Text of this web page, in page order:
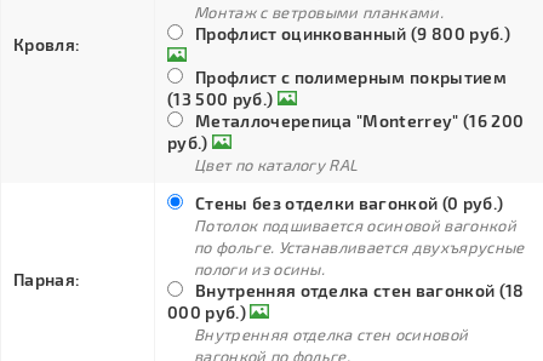
Кровля:
Монтаж с ветровыми планками.
Профлист оцинкованный (9 800 руб.)
Профлист с полимерным покрытием
(13 500 руб.)
Металлочерепица "Monterrey" (16 200
руб.)
Цвет по каталогу RAL
Парная:
Стены без отделки вагонкой (0 руб.)
Потолок подшивается осиновой вагонкой
по фольге. Устанавливается двухъярусные
пологи из осины.
Внутренняя отделка стен вагонкой (18
000 руб.)
Внутренняя отделка стен осиновой
вагонкой по фольге.